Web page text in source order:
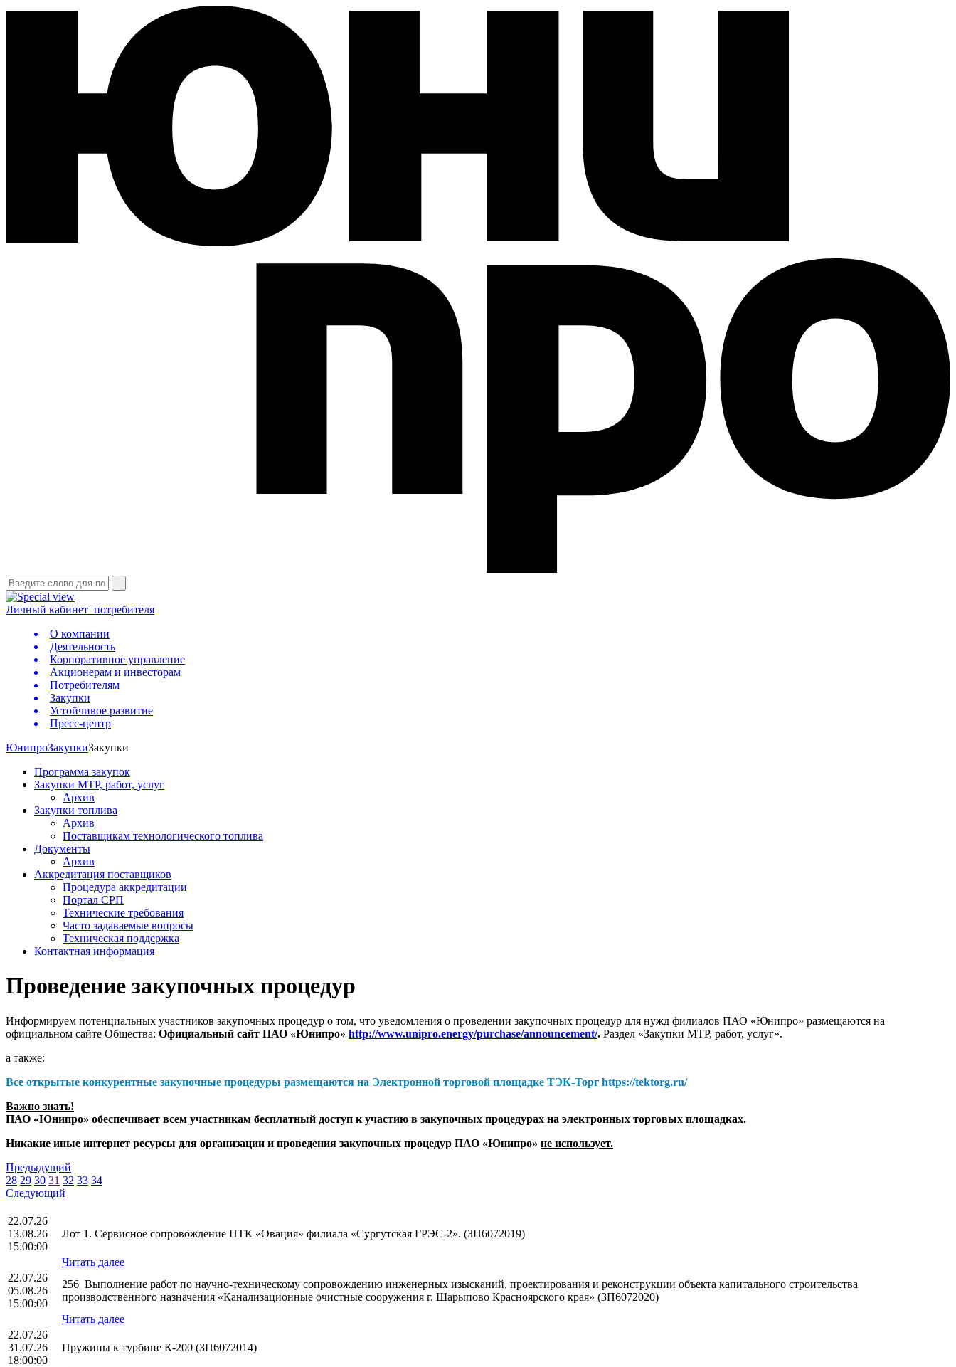
Личный кабинет потребителя
О компании
Деятельность
Корпоративное управление
Акционерам и инвесторам
Потребителям
Закупки
Устойчивое развитие
Пресс-центр
ЮнипроЗакупкиЗакупки
Программа закупок
Закупки МТР, работ, услуг
Архив
Закупки топлива
Архив
Поставщикам технологического топлива
Документы
Архив
Аккредитация поставщиков
Процедура аккредитации
Портал СРП
Технические требования
Часто задаваемые вопросы
Техническая поддержка
Контактная информация
Проведение закупочных процедур
Информируем потенциальных участников закупочных процедур о том, что уведомления о проведении закупочных процедур для нужд филиалов ПАО «Юнипро» размещаются на
официальном сайте Общества: Официальный сайт ПАО «Юнипро» http://www.unipro.energy/purchase/announcement/. Раздел «Закупки МТР, работ, услуг».
а также:
Все открытые конкурентные закупочные процедуры размещаются на Электронной торговой площадке ТЭК-Торг https://tektorg.ru/
Важно знать!
ПАО «Юнипро» обеспечивает всем участникам бесплатный доступ к участию в закупочных процедурах на электронных торговых площадках.
Никакие иные интернет ресурсы для организации и проведения закупочных процедур ПАО «Юнипро» не использует.
Предыдущий
28 29 30 31 32 33 34
Следующий
22.07.26
13.08.26
15:00:00
Лот 1. Сервисное сопровождение ПТК «Овация» филиала «Сургутская ГРЭС-2». (ЗП6072019)
Читать далее
22.07.26
05.08.26
15:00:00
256_Выполнение работ по научно-техническому сопровождению инженерных изысканий, проектирования и реконструкции объекта капитального строительства
производственного назначения «Канализационные очистные сооружения г. Шарыпово Красноярского края» (ЗП6072020)
Читать далее
22.07.26
31.07.26
18:00:00
Пружины к турбине К-200 (ЗП6072014)